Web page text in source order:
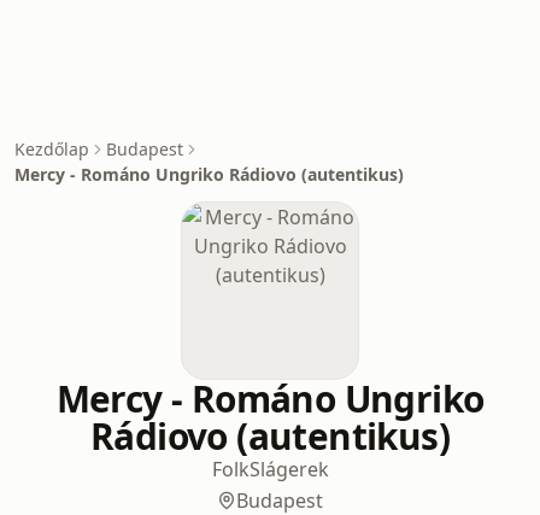
Kezdőlap
Budapest
Mercy - Románo Ungriko Rádiovo (autentikus)
Mercy - Románo Ungriko
Rádiovo (autentikus)
FolkSlágerek
Budapest